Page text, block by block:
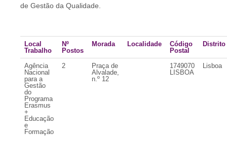
de Gestão da Qualidade.
Local
Trabalho
Nº
Postos
Morada Localidade
Código
Postal
Distrito
Agência
Nacional
para a
Gestão
do
Programa
Erasmus
+
Educação
e
Formação
2
Praça de
Alvalade,
n.º 12
1749070
LISBOA
Lisboa